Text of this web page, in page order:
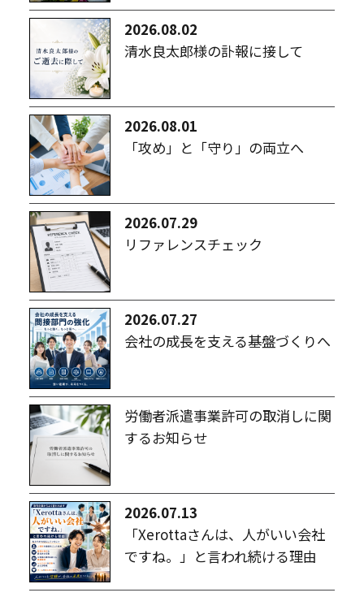
2026.08.02
清水良太郎様の訃報に接して
2026.08.01
「攻め」と「守り」の両立へ
2026.07.29
リファレンスチェック
2026.07.27
会社の成長を支える基盤づくりへ
労働者派遣事業許可の取消しに関
するお知らせ
2026.07.13
「Xerottaさんは、人がいい会社
ですね。」と言われ続ける理由